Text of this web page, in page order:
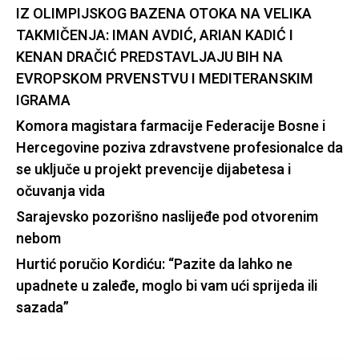
IZ OLIMPIJSKOG BAZENA OTOKA NA VELIKA
TAKMIČENJA: IMAN AVDIĆ, ARIAN KADIĆ I
KENAN DRAČIĆ PREDSTAVLJAJU BIH NA
EVROPSKOM PRVENSTVU I MEDITERANSKIM
IGRAMA
Komora magistara farmacije Federacije Bosne i
Hercegovine poziva zdravstvene profesionalce da
se uključe u projekt prevencije dijabetesa i
očuvanja vida
Sarajevsko pozorišno naslijeđe pod otvorenim
nebom
Hurtić poručio Kordiću: “Pazite da lahko ne
upadnete u zaleđe, moglo bi vam ući sprijeda ili
sazada”